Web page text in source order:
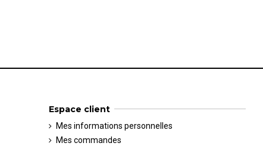
Espace client
Mes informations personnelles
Mes commandes